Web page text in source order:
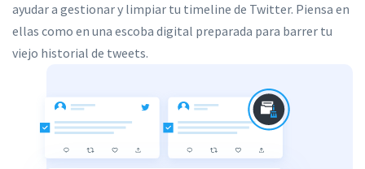
ayudar a gestionar y limpiar tu timeline de Twitter. Piensa en
ellas como en una escoba digital preparada para barrer tu
viejo historial de tweets.